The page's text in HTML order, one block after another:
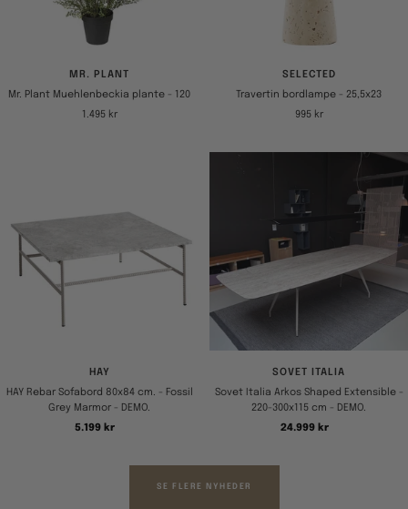
MR. PLANT
Mr. Plant Muehlenbeckia plante - 120
Tilbudspris
1.495 kr
SELECTED
Travertin bordlampe - 25,5x23
Tilbudspris
995 kr
HAY
HAY Rebar Sofabord 80x84 cm. - Fossil
Grey Marmor - DEMO.
Tilbudspris
5.199 kr
SOVET ITALIA
Sovet Italia Arkos Shaped Extensible -
220-300x115 cm - DEMO.
Tilbudspris
24.999 kr
SE FLERE NYHEDER